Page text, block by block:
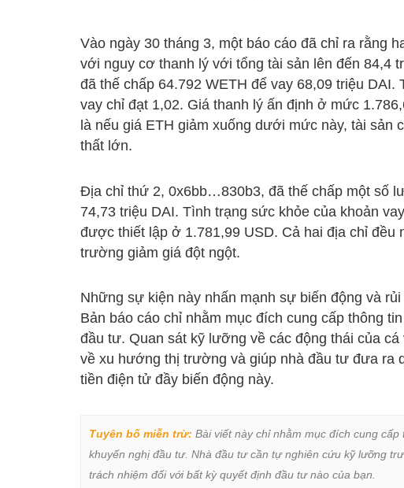
Vào ngày 30 tháng 3, một báo cáo đã chỉ ra rằng
với nguy cơ thanh lý với tổng tài sản lên đến 84,4
đã thế chấp 64.792 WETH để vay 68,09 triệu
vay chỉ đạt 1,02. Giá thanh lý ấn định ở mức
là nếu giá ETH giảm xuống dưới mức này, tài sản
thất lớn.
Địa chỉ thứ 2, 0x6bb…830b3, đã thế chấp một số
74,73 triệu DAI. Tình trạng sức khỏe của khoản
được thiết lập ở 1.781,99 USD. Cả hai địa chỉ đều
trường giảm giá đột ngột.
Những sự kiện này nhấn mạnh sự biến động và
Bản báo cáo chỉ nhằm mục đích cung cấp thông
đầu tư. Quan sát kỹ lưỡng về các động thái của
về xu hướng thị trường và giúp nhà đầu tư đưa ra
tiền điện tử đầy biến động này.
Tuyên bố miễn trừ: Bài viết này chỉ nhằm mục đích cung
khuyến nghị đầu tư. Nhà đầu tư cần tự nghiên cứu kỹ lưỡng
trách nhiệm đối với bất kỳ quyết định đầu tư nào của bạn.